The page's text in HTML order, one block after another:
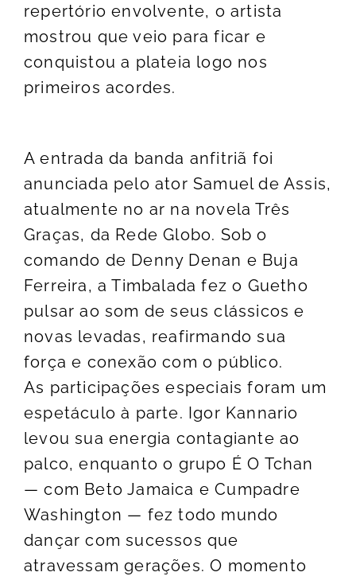
repertório envolvente, o artista
mostrou que veio para ficar e
conquistou a plateia logo nos
primeiros acordes.
A entrada da banda anfitriã foi
anunciada pelo ator Samuel de Assis,
atualmente no ar na novela Três
Graças, da Rede Globo. Sob o
comando de Denny Denan e Buja
Ferreira, a Timbalada fez o Guetho
pulsar ao som de seus clássicos e
novas levadas, reafirmando sua
força e conexão com o público.
As participações especiais foram um
espetáculo à parte. Igor Kannario
levou sua energia contagiante ao
palco, enquanto o grupo É O Tchan
— com Beto Jamaica e Cumpadre
Washington — fez todo mundo
dançar com sucessos que
atravessam gerações. O momento